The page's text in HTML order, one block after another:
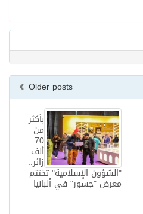
Older posts
بأكثر
من
70
ألف
زائر..
"الشؤون الإسلامية" تختتم
معرض "جسور" في ألبانيا